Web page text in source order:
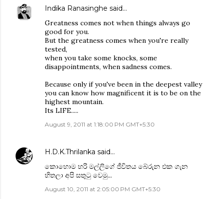
Indika Ranasinghe said…
Greatness comes not when things always go
good for you.
But the greatness comes when you're really
tested,
when you take some knocks, some
disappointments, when sadness comes.
Because only if you've been in the deepest valley
you can know how magnificent it is to be on the
highest mountain.
Its LIFE.....
August 9, 2011 at 1:18:00 PM GMT+5:30
H.D.K.Thrilanka said…
කොහොම හරි මල්ලිගේ ජීවිතය බේරුන එක ගැන
හිතලා අපි සතුටු වෙමු...
August 10, 2011 at 2:05:00 PM GMT+5:30